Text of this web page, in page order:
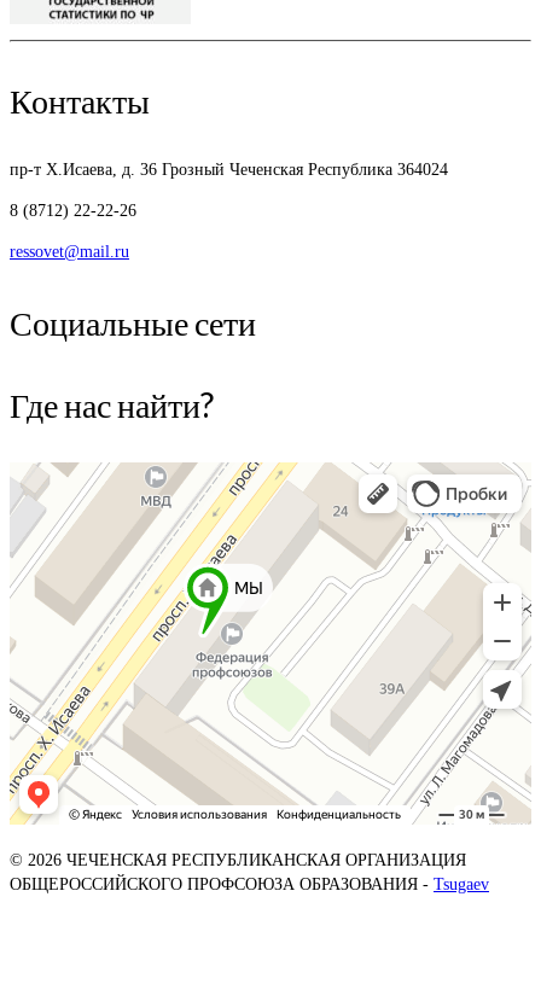
Контакты
пр-т Х.Исаева, д. 36 Грозный Чеченская Республика 364024
8 (8712) 22-22-26
ressovet@mail.ru
Социальные сети
Где нас найти?
© 2026 ЧЕЧЕНСКАЯ РЕСПУБЛИКАНСКАЯ ОРГАНИЗАЦИЯ
ОБЩЕРОССИЙСКОГО ПРОФСОЮЗА ОБРАЗОВАНИЯ - Tsugaev